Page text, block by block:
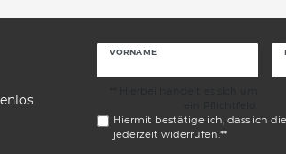
VORNAME
Hiermit bestätige ich, dass ich
jederzeit widerrufen.**